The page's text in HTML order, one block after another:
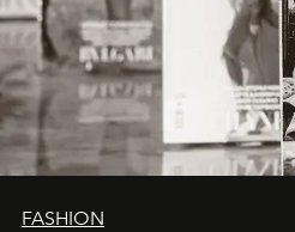
FASHION